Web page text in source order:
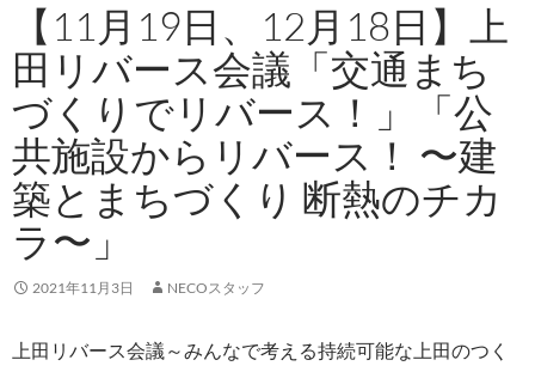
【11月19日、12月18日】上
田リバース会議「交通まち
づくりでリバース！」「公
共施設からリバース！ 〜建
築とまちづくり 断熱のチカ
ラ〜」
2021年11月3日 NECOスタッフ
上田リバース会議～みんなで考える持続可能な上田のつく